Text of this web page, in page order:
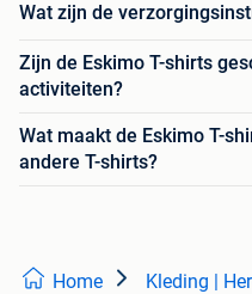
Wat zijn de
Zijn de Eskimo T-shirts
activiteiten?
Wat maakt de Eskimo T-
andere T-shirts?
Home Kleding |